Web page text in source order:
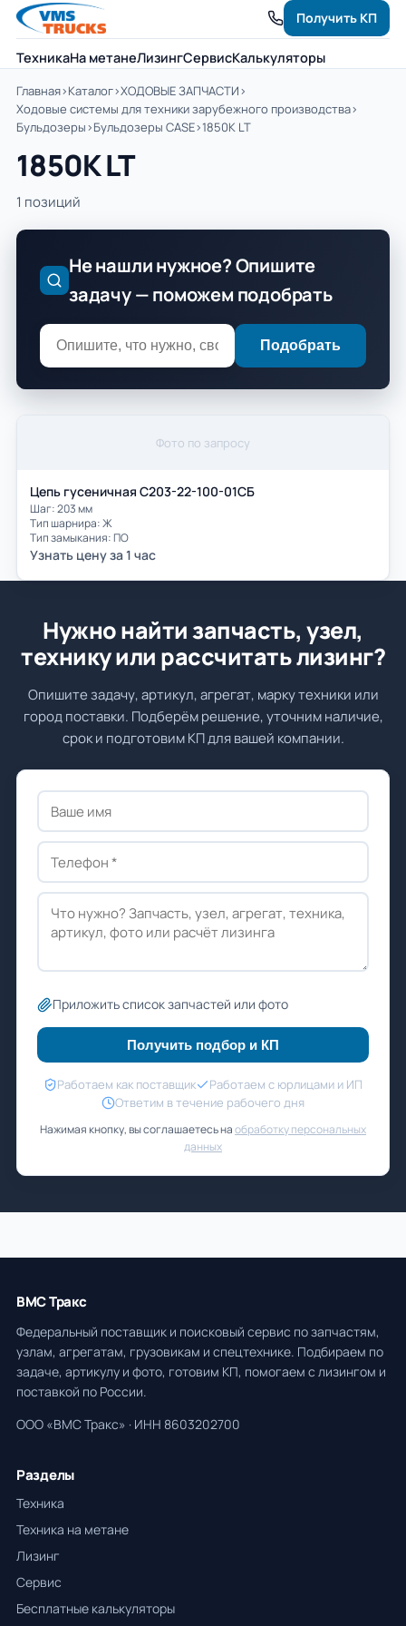
ТехникаНа метанеЛизингСервисКалькуляторы
Получить КП
Главная›Каталог›ХОДОВЫЕ ЗАПЧАСТИ›
Ходовые системы для техники зарубежного производства›
Бульдозеры›Бульдозеры CASE›1850K LT
1850K LT
1 позиций
Не нашли нужное? Опишите
задачу — поможем подобрать
Подобрать
Фото по запросу
Цепь гусеничная С203-22-100-01СБ
Шаг: 203 мм
Тип шарнира: Ж
Тип замыкания: ПО
Узнать цену за 1 час
Нужно найти запчасть, узел,
технику или рассчитать лизинг?
Опишите задачу, артикул, агрегат, марку техники или
город поставки. Подберём решение, уточним наличие,
срок и подготовим КП для вашей компании.
Приложить список запчастей или фото
Получить подбор и КП
Работаем как поставщик
Работаем с юрлицами и ИП
Ответим в течение рабочего дня
Нажимая кнопку, вы соглашаетесь наобработку персональных
данных
ВМС Тракс
Федеральный поставщик и поисковый сервис по запчастям,
узлам, агрегатам, грузовикам и спецтехнике. Подбираем по
задаче, артикулу и фото, готовим КП, помогаем с лизингом и
поставкой по России.
ООО «ВМС Тракс» · ИНН 8603202700
Разделы
Техника
Техника на метане
Лизинг
Сервис
Бесплатные калькуляторы